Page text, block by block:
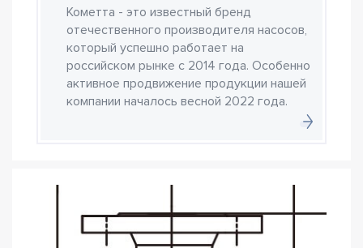
Кометта - это известный бренд
отечественного производителя насосов,
который успешно работает на
российском рынке с 2014 года. Особенно
активное продвижение продукции нашей
компании началось весной 2022 года.